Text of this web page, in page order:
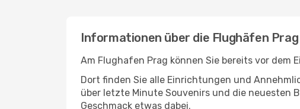
Informationen über die Flughäfen
Am Flughafen Prag können Sie bereits vor
Dort finden Sie alle Einrichtungen und
über letzte Minute Souvenirs und die neuesten
Geschmack etwas dabei.